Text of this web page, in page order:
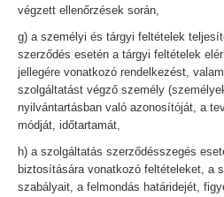
végzett ellenőrzések során,
g) a személyi és tárgyi feltételek
szerződés esetén a tárgyi feltételek
jellegére vonatkozó rendelkezést,
szolgáltatást végző személy
nyilvántartásban való azonosítóját, a
módját, időtartamát,
h) a szolgáltatás szerződésszegés
biztosítására vonatkozó feltételeket, a
szabályait, a felmondás határidejét,